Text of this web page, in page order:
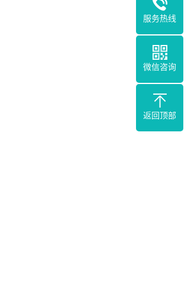
服务热线
微信咨询
返回顶部